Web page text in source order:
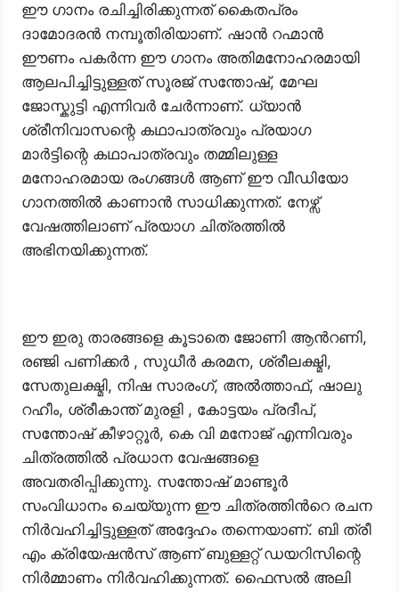
ഈ ഗാനം രചിച്ചിരിക്കുന്നത് കൈതപ്രം
ദാമോദരൻ നമ്പൂതിരിയാണ്. ഷാൻ റഹ്മാൻ
ഈണം പകർന്ന ഈ ഗാനം അതിമനോഹരമായി
ആലപിച്ചിട്ടുള്ളത് സൂരജ് സന്തോഷ്, മേഘ
ജോസ്കുട്ടി എന്നിവർ ചേർന്നാണ്. ധ്യാൻ
ശ്രീനിവാസന്റെ കഥാപാത്രവും പ്രയാഗ
മാർട്ടിന്റെ കഥാപാത്രവും തമ്മിലുള്ള
മനോഹരമായ രംഗങ്ങൾ ആണ് ഈ വീഡിയോ
ഗാനത്തിൽ കാണാൻ സാധിക്കുന്നത്. നേഴ്സ്
വേഷത്തിലാണ് പ്രയാഗ ചിത്രത്തിൽ
അഭിനയിക്കുന്നത്.
ഈ ഇരു താരങ്ങളെ കൂടാതെ ജോണി ആൻറണി,
രഞ്ജി പണിക്കർ , സുധീർ കരമന, ശ്രീലക്ഷ്മി,
സേതുലക്ഷ്മി, നിഷ സാരംഗ്, അൽത്താഫ്, ഷാലു
റഹീം, ശ്രീകാന്ത് മുരളി , കോട്ടയം പ്രദീപ്,
സന്തോഷ് കീഴാറ്റൂർ, കെ വി മനോജ് എന്നിവരും
ചിത്രത്തിൽ പ്രധാന വേഷങ്ങളെ
അവതരിപ്പിക്കുന്നു. സന്തോഷ് മാണ്ടൂർ
സംവിധാനം ചെയ്യുന്ന ഈ ചിത്രത്തിൻറെ രചന
നിർവഹിച്ചിട്ടുള്ളത് അദ്ദേഹം തന്നെയാണ്. ബി ത്രീ
എം ക്രിയേഷൻസ് ആണ് ബുള്ളറ്റ് ഡയറിസിന്റെ
നിർമ്മാണം നിർവഹിക്കുന്നത്. ഫൈസൽ അലി